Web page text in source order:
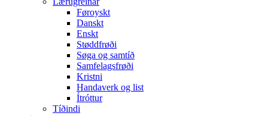
Føroyskt
Danskt
Enskt
Støddfrøði
Søga og samtíð
Samfelagsfrøði
Kristni
Handaverk og list
Ítróttur
Tíðindi